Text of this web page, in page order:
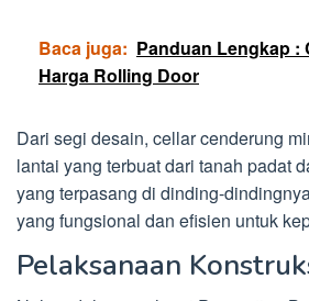
Baca juga: Panduan Lengkap :
Harga Rolling Door
Dari segi desain, cellar cenderung
lantai yang terbuat dari tanah padat
yang terpasang di dinding-
yang fungsional dan efisien untuk
Pelaksanaan